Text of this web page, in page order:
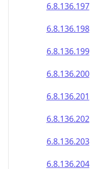
6.8.136.197
6.8.136.198
6.8.136.199
6.8.136.200
6.8.136.201
6.8.136.202
6.8.136.203
6.8.136.204